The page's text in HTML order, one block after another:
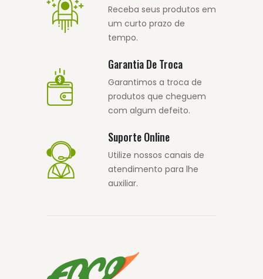
Receba seus produtos em
um curto prazo de
tempo.
Garantia De Troca
Garantimos a troca de
produtos que cheguem
com algum defeito.
Suporte Online
Utilize nossos canais de
atendimento para lhe
auxiliar.